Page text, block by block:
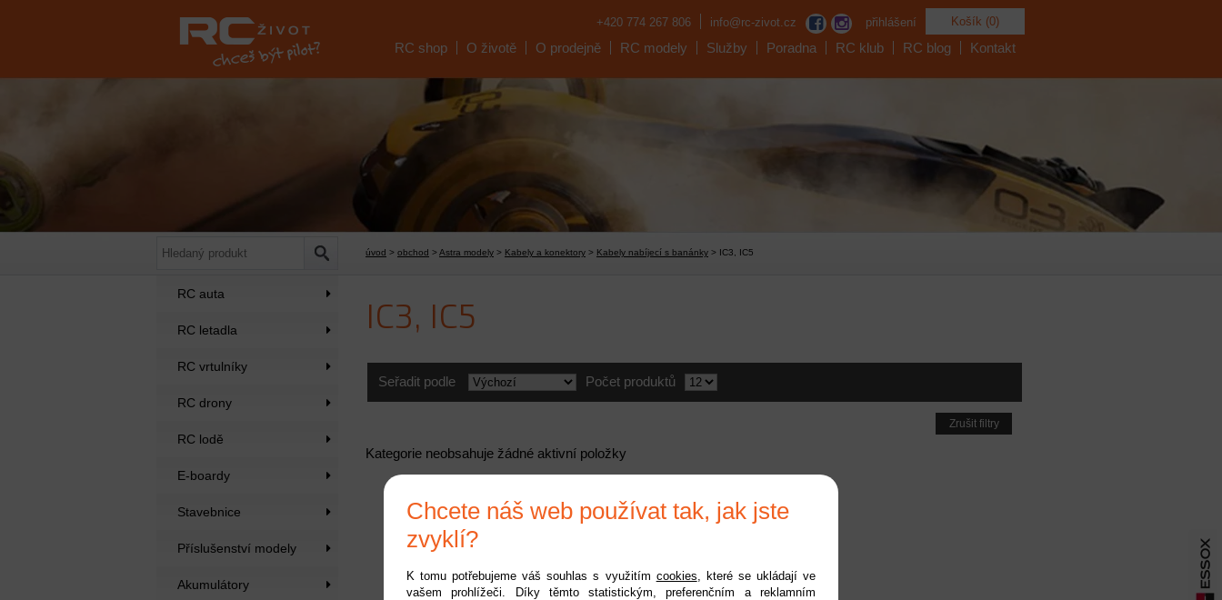
Košík (0)
přihlášení
+420 774 267 806 info@rc-zivot.cz
RC shop O životě O prodejně RC modely Služby Poradna RC klub RC blog Kontakt
úvod > obchod >Astra modely > Kabely a konektory > Kabely nabíjecí s banánky > IC3, IC5
RC auta
RC letadla
RC vrtulníky
RC drony
RC lodě
E-boardy
Stavebnice
Příslušenství modely
Akumulátory
IC3, IC5
Seřadit podle Počet produktů
Zrušit filtry
Kategorie neobsahuje žádné aktivní položky
Chcete náš web používat tak, jak jste
zvyklí?
K tomu potřebujeme váš souhlas s využitím cookies , které se ukládají ve
vašem prohlížeči. Díky těmto statistickým, preferenčním a reklamním